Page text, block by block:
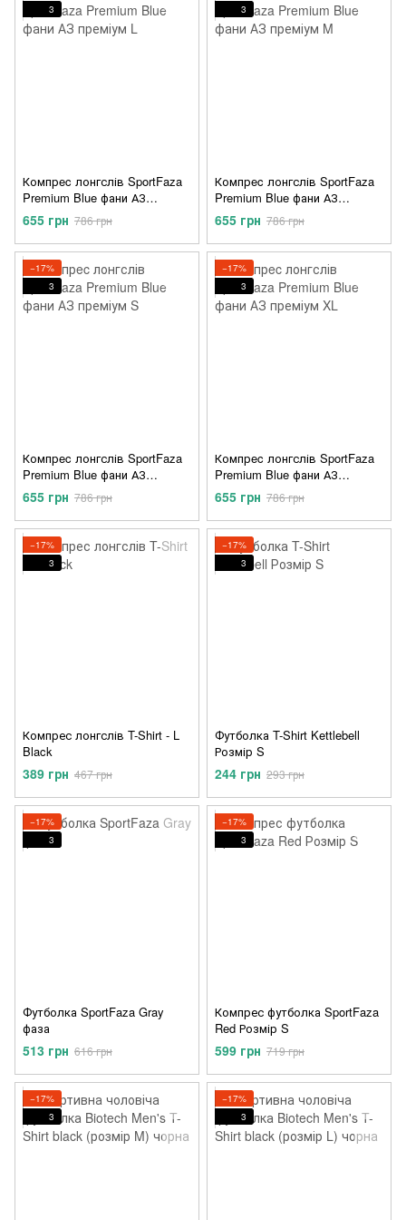
3
Компрec лонгслів SportFaza
Premium Blue фани АЗ
преміум L
655 грн 786 грн
3
Компрec лонгслів SportFaza
Premium Blue фани АЗ
преміум M
655 грн 786 грн
−17%
3
Компрec лонгслів SportFaza
Premium Blue фани АЗ
преміум S
655 грн 786 грн
−17%
3
Компрec лонгслів SportFaza
Premium Blue фани АЗ
преміум XL
655 грн 786 грн
−17%
3
Компрес лонгслів T-Shirt - L
Black
389 грн 467 грн
−17%
3
Футболка T-Shirt Kettlebell
Розмір S
244 грн 293 грн
−17%
3
Футболка SportFaza Gray
фаза
513 грн 616 грн
−17%
3
Компрес футболка SportFaza
Red Розмір S
599 грн 719 грн
−17%
3
−17%
3